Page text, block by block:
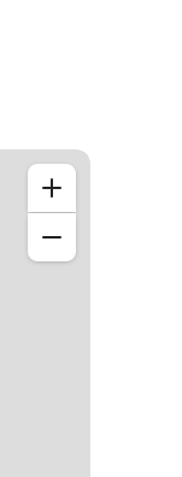
et
pour